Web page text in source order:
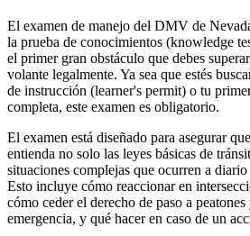
El examen de manejo del DMV de
la prueba de conocimientos (knowledge
el primer gran obstáculo que debes
volante legalmente. Ya sea que estés
de instrucción (learner's permit) o tu
completa, este examen es obligatorio.
El examen está diseñado para asegurar
entienda no solo las leyes básicas de
situaciones complejas que ocurren a
Esto incluye cómo reaccionar en
cómo ceder el derecho de paso a
emergencia, y qué hacer en caso de un